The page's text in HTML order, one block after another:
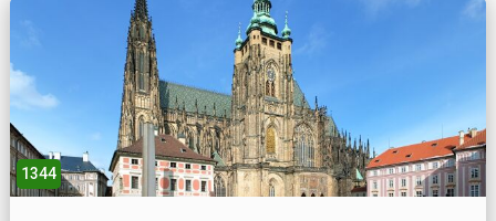
1344